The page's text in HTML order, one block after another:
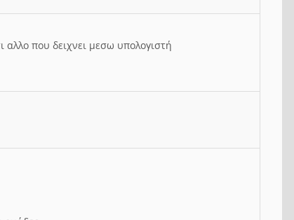
αλλο που δειχνει μεσω υπολογιστή